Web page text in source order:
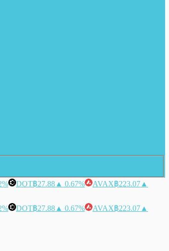
DOT฿27.88 ▲ 0.67% AVAX฿223.07 ▲
DOT฿27.88 ▲ 0.67% AVAX฿223.07 ▲